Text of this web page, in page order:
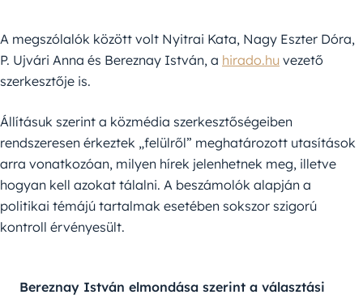
A megszólalók között volt Nyitrai Kata, Nagy Eszter Dóra,
P. Ujvári Anna és Bereznay István, a hirado.hu vezető
szerkesztője is.
Állításuk szerint a közmédia szerkesztőségeiben
rendszeresen érkeztek „felülről” meghatározott utasítások
arra vonatkozóan, milyen hírek jelenhetnek meg, illetve
hogyan kell azokat tálalni. A beszámolók alapján a
politikai témájú tartalmak esetében sokszor szigorú
kontroll érvényesült.
Bereznay István elmondása szerint a választási